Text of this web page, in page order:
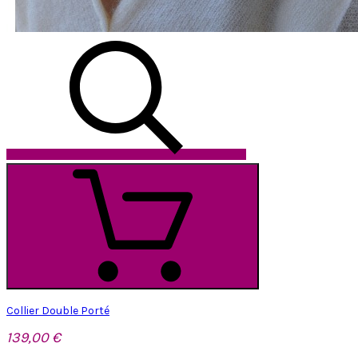
Collier Double Porté
139,00 €